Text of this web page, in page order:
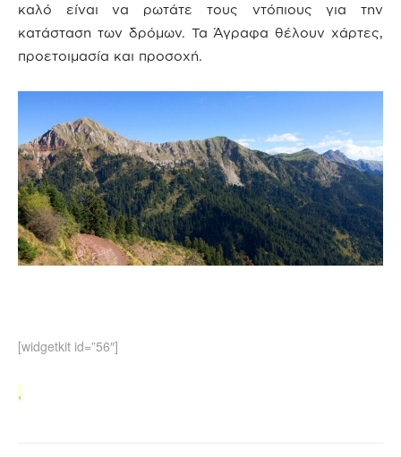
καλό είναι να ρωτάτε τους ντόπιους για την
κατάσταση των δρόμων. Τα Άγραφα θέλουν χάρτες,
προετοιμασία και προσοχή.
[widgetkit id=”56″]
,